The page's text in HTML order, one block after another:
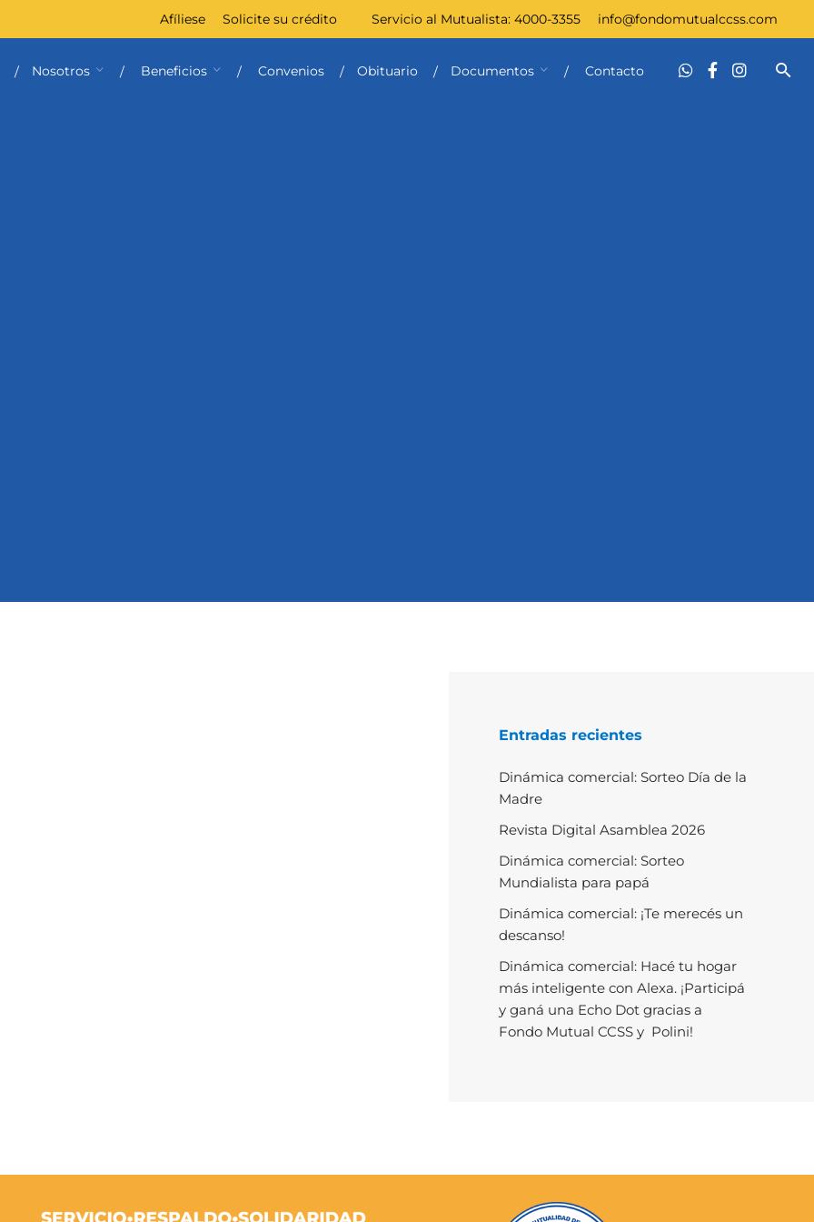
Afíliese Solicite su crédito Servicio al Mutualista: 4000-3355 info@fondomutualccss.com
Nosotros Beneficios Convenios Obituario Documentos Contacto
Entradas recientes
Dinámica comercial: Sorteo Día de la
Madre
Revista Digital Asamblea 2026
Dinámica comercial: Sorteo
Mundialista para papá
Dinámica comercial: ¡Te merecés un
descanso!
Dinámica comercial: Hacé tu hogar
más inteligente con Alexa. ¡Participá
y ganá una Echo Dot gracias a
Fondo Mutual CCSS y Polini!